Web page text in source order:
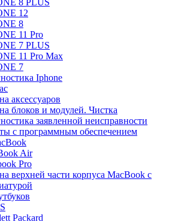
8 PLUS
12
8
11 Pro
7 PLUS
11 Pro Max
7
Iphone
аксессуаров
блоков и модулей. Чистка
заявленной неисправности
с программным обеспечением
Air
Pro
верхней части корпуса MacBook с
Packard